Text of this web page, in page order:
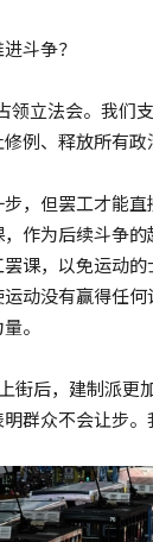
斗争？
领立法会。我们
例、释放所有
步，但罢工才能
作为后续斗争
课，以免运动
动没有赢得任
。
街后，建制派更
群众不会让步。